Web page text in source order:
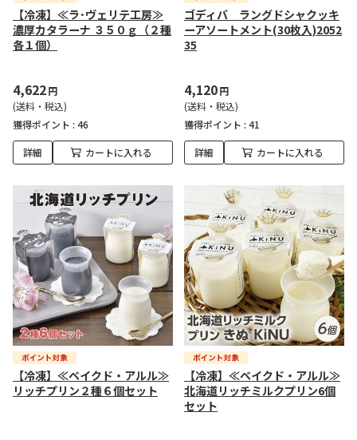
【冷凍】≪ラ･ヴェリテ工房≫
濃厚カタラーナ ３５０ｇ（２種
各１個）
4,622円
(送料・税込)
獲得ポイント : 46
詳細 カートに入れる
ゴディバ ラングドシャクッキ
ーアソートメント(30枚入)2052
35
4,120円
(送料・税込)
獲得ポイント : 41
詳細 カートに入れる
【冷凍】≪ベイクド・アルル≫
リッチプリン２種６個セット
【冷凍】≪ベイクド・アルル≫
北海道リッチミルクプリン6個
セット